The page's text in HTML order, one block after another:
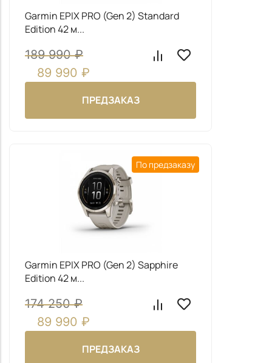
Garmin EPIX PRO (Gen 2) Standard
Edition 42 м...
189 990₽
89 990 ₽
ПРЕДЗАКАЗ
По предзаказу
Garmin EPIX PRO (Gen 2) Sapphire
Edition 42 м...
174 250₽
89 990 ₽
ПРЕДЗАКАЗ
Даю согласие на обработку
данных
ОТПРАВИТЬ